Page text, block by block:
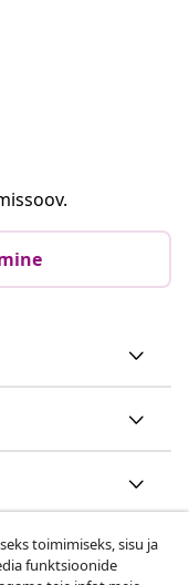
toimimiseks, sisu ja
funktsioonide